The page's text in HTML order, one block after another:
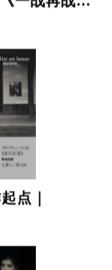
点｜